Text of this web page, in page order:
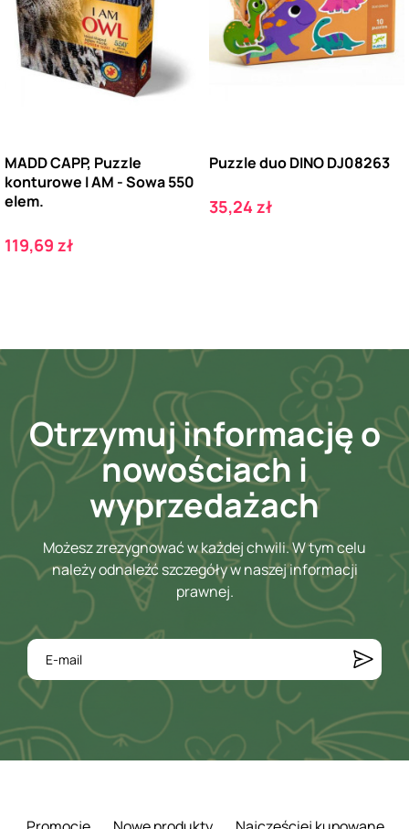
MADD CAPP, Puzzle
konturowe I AM - Sowa 550
elem.
Cena
119,69 zł
Puzzle duo DINO DJ08263
Cena
35,24 zł
Otrzymuj informację o
nowościach i
wyprzedażach
Możesz zrezygnować w każdej chwili. W tym celu
należy odnaleźć szczegóły w naszej informacji
prawnej.